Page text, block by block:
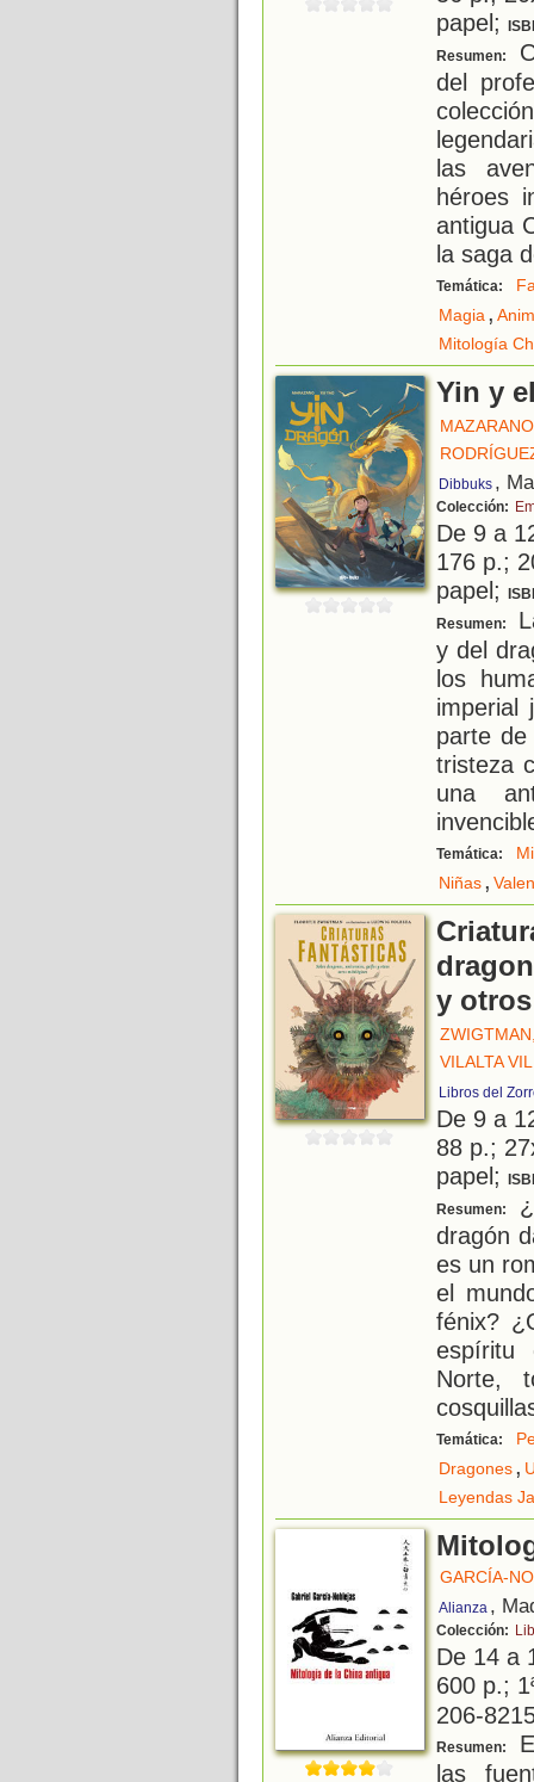
papel;
Resumen:
del
las
héroes
antigua
la saga
Temática:
Magia,
Mitología
Yin y
Dibbuks ,
Colección:
De 9 a
176 p.;
papel;
Resumen:
y del
los
imperial
parte
tristeza
una
Temática:
Niñas,
y
VILALTA
Libros del
De 9 a
88 p.;
papel;
Resumen:
dragón
es un
el
fénix?
espíritu
Norte,
Temática:
Dragones,
Leyendas
GARCÍA-
Alianza ,
Colección:
De 14 a
600 p.;
206-
Resumen:
las